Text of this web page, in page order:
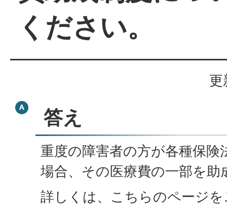
ください。
更
答え
重度の障害者の方が各種保
場合、その医療費の一部を助
詳しくは、こちらのページ